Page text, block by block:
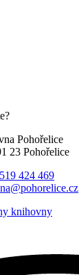
Pohořelice
23 Pohořelice
424 469
knihovny